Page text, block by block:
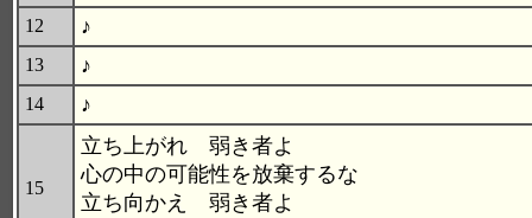
12 ♪
13 ♪
14 ♪
15
立ち上がれ 弱き者よ
心の中の可能性を放棄するな
立ち向かえ 弱き者よ